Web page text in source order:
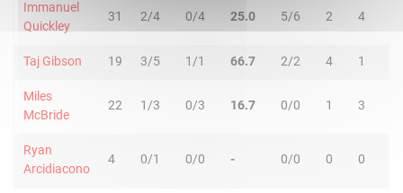
Immanuel
Quickley
31 2/4 0/4 25.0 5/6 2 4
Taj Gibson 19 3/5 1/1 66.7 2/2 4 1
Miles
McBride
22 1/3 0/3 16.7 0/0 1 3
Ryan
Arcidiacono
4 0/1 0/0 - 0/0 0 0